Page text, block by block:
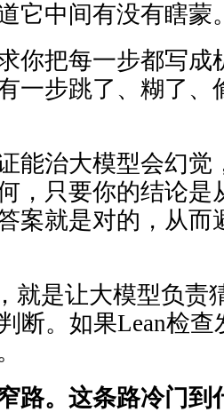
它中间有没有瞎蒙
你把每一步都写成
一步跳了、糊了、
能治大模型会幻觉
，只要你的结论是
案就是对的，从而
就是让大模型负责
断。如果Lean检
路。这条路冷门到